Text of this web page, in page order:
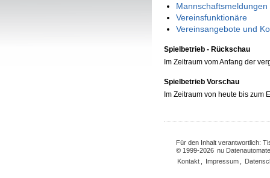
Vereinsfunktionäre
Vereinsangebote und
Spielbetrieb - Rückschau
Im Zeitraum vom Anfang der
Spielbetrieb Vorschau
Im Zeitraum von heute bis zum
Für den Inhalt verantwortlich:
© 1999-2026 nu
Kontakt
Impressum